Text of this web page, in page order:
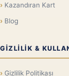
Kazandıran Kart
Blog
GIZLILIK &
Gizlilik Politikası